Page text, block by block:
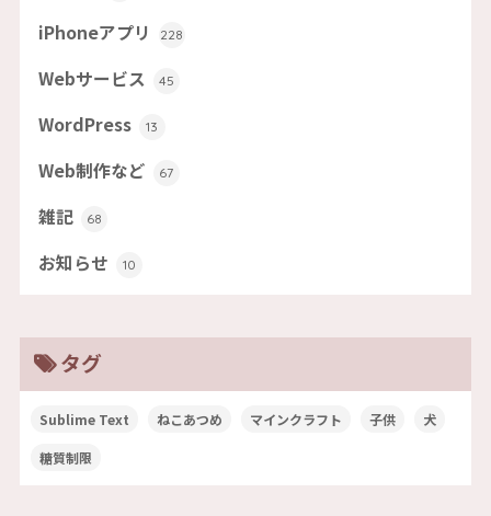
iPhoneアプリ 228
Webサービス 45
WordPress 13
Web制作など 67
雑記 68
お知らせ 10
タグ
Sublime Text ねこあつめ マインクラフト 子供 犬
糖質制限